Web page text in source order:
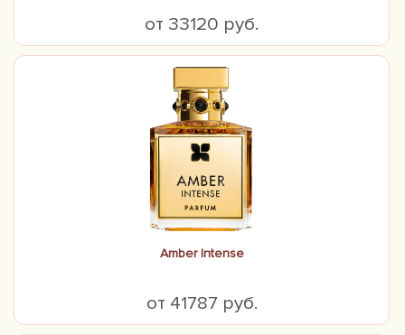
от 33120 руб.
Amber Intense
от 41787 руб.